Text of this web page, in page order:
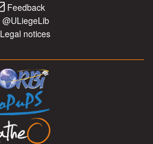
Feedback
@ULiegeLib
Legal notices